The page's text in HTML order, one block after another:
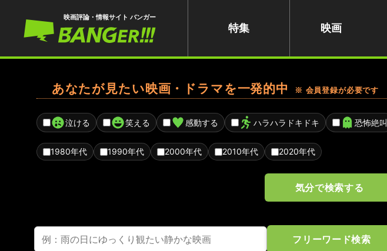
映画評論・情報サイト バンガー
特集 映画
あなたが見たい映画・ドラマを一発的中 ※ 会員登録が必要です
泣ける 笑える 感動する ハラハラドキドキ 恐怖絶叫
1980年代 1990年代 2000年代 2010年代 2020年代
気分で検索する
フリーワード検索